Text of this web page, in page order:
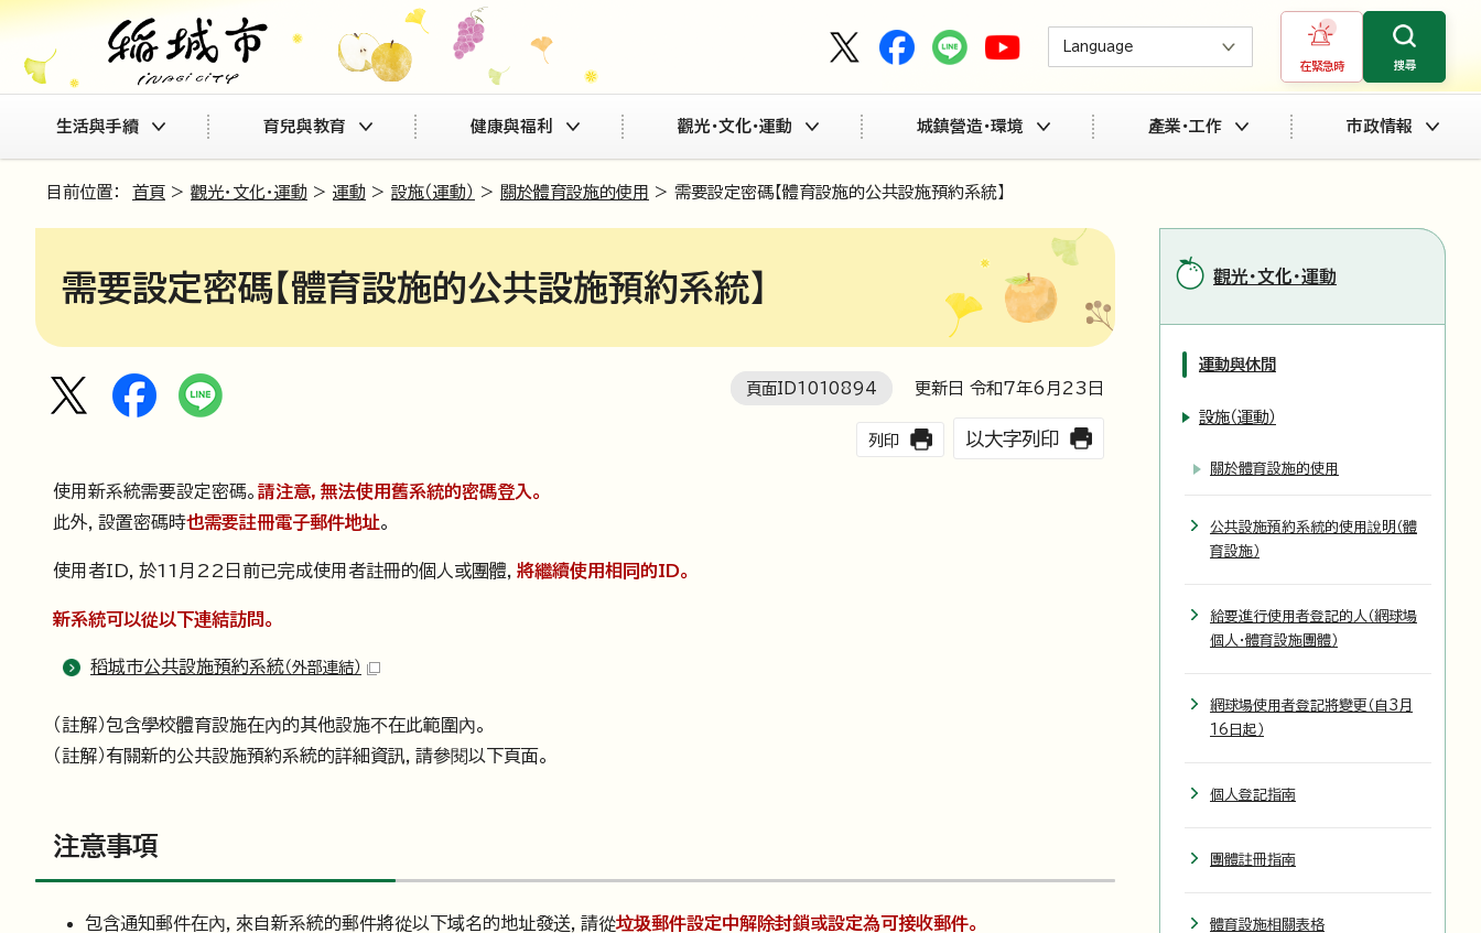
Language
在緊急時 搜尋
生活與手續 育兒與教育 健康與福利 觀光・文化・運動 城鎮營造・環境 產業・工作 市政情報
目前位置： 首頁 > 觀光・文化・運動 > 運動 > 設施（運動） > 關於體育設施的使用 > 需要設定密碼【體育設施的公共設施預約系統】
需要設定密碼【體育設施的公共設施預約系統】
頁面ID1010894 更新日 令和7年6月 23 日
列印 以大字列印
使用新系統需要設定密碼。 請注意，無法使用舊系統的密碼登入。
此外，設置密碼時也需要註冊電子郵件地址。
使用者ID，於11月22日前已完成使用者註冊的個人或團體， 將繼續使用相同的ID。
新系統可以從以下連結訪問。
稻城市公共設施預約系統（外部連結）
（註解）包含學校體育設施在內的其他設施不在此範圍內。
（註解）有關新的公共設施預約系統的詳細資訊，請參閱以下頁面。
注意事項
包含通知郵件在內，來自新系統的郵件將從以下域名的地址發送，請從垃圾郵件設定中解除封鎖或設定為可接收郵件。
觀光・文化・運動
運動與休閒
設施（運動）
關於體育設施的使用
公共設施預約系統的使用說明（體
育設施）
給要進行使用者登記的人（網球場
個人・體育設施團體）
網球場使用者登記將變更（自3月
16日起）
個人登記指南
團體註冊指南
體育設施相關表格